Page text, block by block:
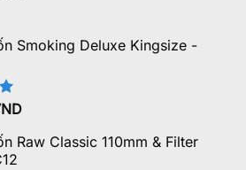
Smoking Deluxe Kingsize -
Raw Classic 110mm & Filter